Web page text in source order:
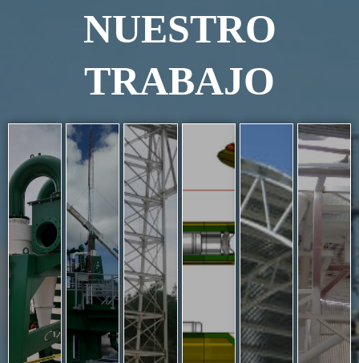
NUESTRO
TRABAJO